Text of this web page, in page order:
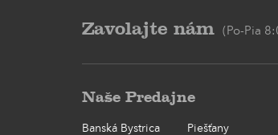
Zavolajte nám (Po-Pia
Naše Predajne
Banská Bystrica
Piešťany